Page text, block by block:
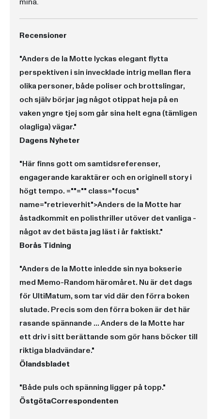
Recensioner
"Anders de la Motte lyckas elegant flytta
perspektiven i sin invecklade intrig mellan flera
olika personer, både poliser och brottslingar,
och själv börjar jag något otippat heja på en
vaken yngre tjej som går sina helt egna (tämligen
olagliga) vägar."
Dagens Nyheter
"Här finns gott om samtidsreferenser,
engagerande karaktärer och en originell story i
högt tempo. =""="" class="focus"
name="retrieverhit">Anders de la Motte har
åstadkommit en polisthriller utöver det vanliga -
något av det bästa jag läst i år faktiskt."
Borås Tidning
"Anders de la Motte inledde sin nya bokserie
med Memo-Random häromåret. Nu är det dags
för UltiMatum, som tar vid där den förra boken
slutade. Precis som den förra boken är det här
rasande spännande ... Anders de la Motte har
ett driv i sitt berättande som gör hans böcker till
riktiga bladvändare."
Ölandsbladet
"Både puls och spänning ligger på topp."
ÖstgötaCorrespondenten